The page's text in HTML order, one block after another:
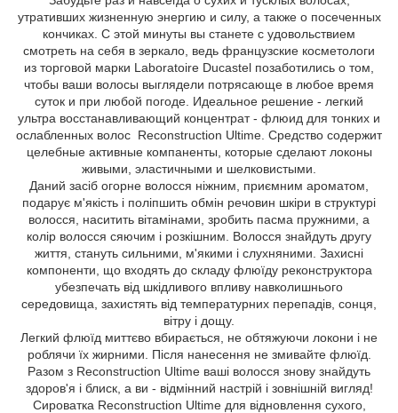
утративших жизненную энергию и силу, а также о посеченных
кончиках. С этой минуты вы станете с удовольствием
смотреть на себя в зеркало, ведь французские косметологи
из торговой марки Laboratoire Ducastel позаботились о том,
чтобы ваши волосы выглядели потрясающе в любое время
суток и при любой погоде. Идеальное решение - легкий
ультра восстанавливающий концентрат - флюид для тонких и
ослабленных волос Reconstruction Ultime. Средство содержит
целебные активные компаненты, которые сделают локоны
живыми, эластичными и шелковистыми.
Даний засіб огорне волосся ніжним, приємним ароматом,
подарує м'якість і поліпшить обмін речовин шкіри в структурі
волосся, наситить вітамінами, зробить пасма пружними, а
колір волосся сяючим і розкішним. Волосся знайдуть другу
життя, стануть сильними, м'якими і слухняними. Захисні
компоненти, що входять до складу флюїду реконструктора
убезпечать від шкідливого впливу навколишнього
середовища, захистять від температурних перепадів, сонця,
вітру і дощу.
Легкий флюїд миттєво вбирається, не обтяжуючи локони і не
роблячи їх жирними. Після нанесення не змивайте флюїд.
Разом з Reconstruction Ultime ваші волосся знову знайдуть
здоров'я і блиск, а ви - відмінний настрій і зовнішній вигляд!
Сироватка Reconstruction Ultime для відновлення сухого,